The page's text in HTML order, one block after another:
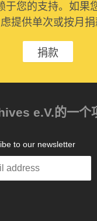
于您的支持。如果
提供单次或按月捐
捐款
e.V.的一个
to our newsletter